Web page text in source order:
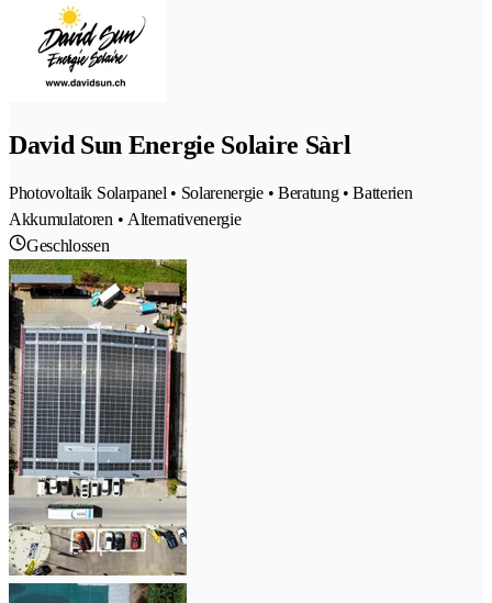
David Sun Energie Solaire Sàrl
Photovoltaik Solarpanel • Solarenergie • Beratung • Batterien
Akkumulatoren • Alternativenergie
Geschlossen